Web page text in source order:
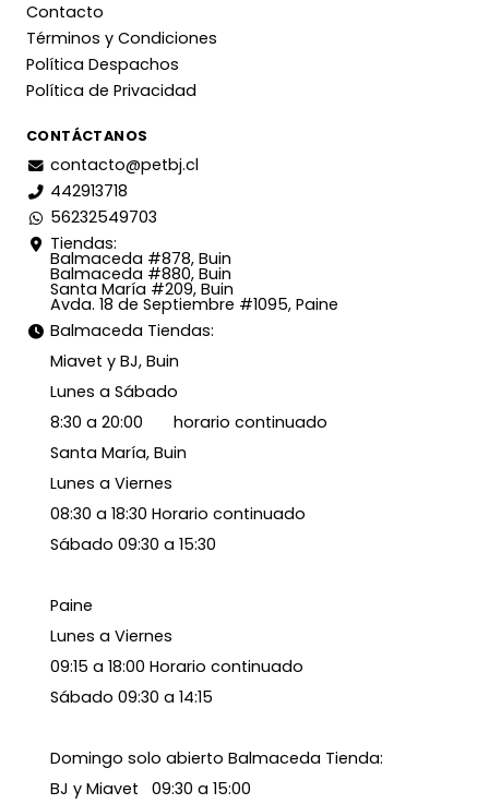
Contacto
Términos y Condiciones
Política Despachos
Política de Privacidad
CONTÁCTANOS
contacto@petbj.cl
442913718
56232549703
Tiendas:
Balmaceda #878, Buin
Balmaceda #880, Buin
Santa María #209, Buin
Avda. 18 de Septiembre #1095, Paine
Balmaceda Tiendas:
Miavet y BJ, Buin
Lunes a Sábado
8:30 a 20:00 horario continuado
Santa María, Buin
Lunes a Viernes
08:30 a 18:30 Horario continuado
Sábado 09:30 a 15:30
Paine
Lunes a Viernes
09:15 a 18:00 Horario continuado
Sábado 09:30 a 14:15
Domingo solo abierto Balmaceda Tienda:
BJ y Miavet 09:30 a 15:00